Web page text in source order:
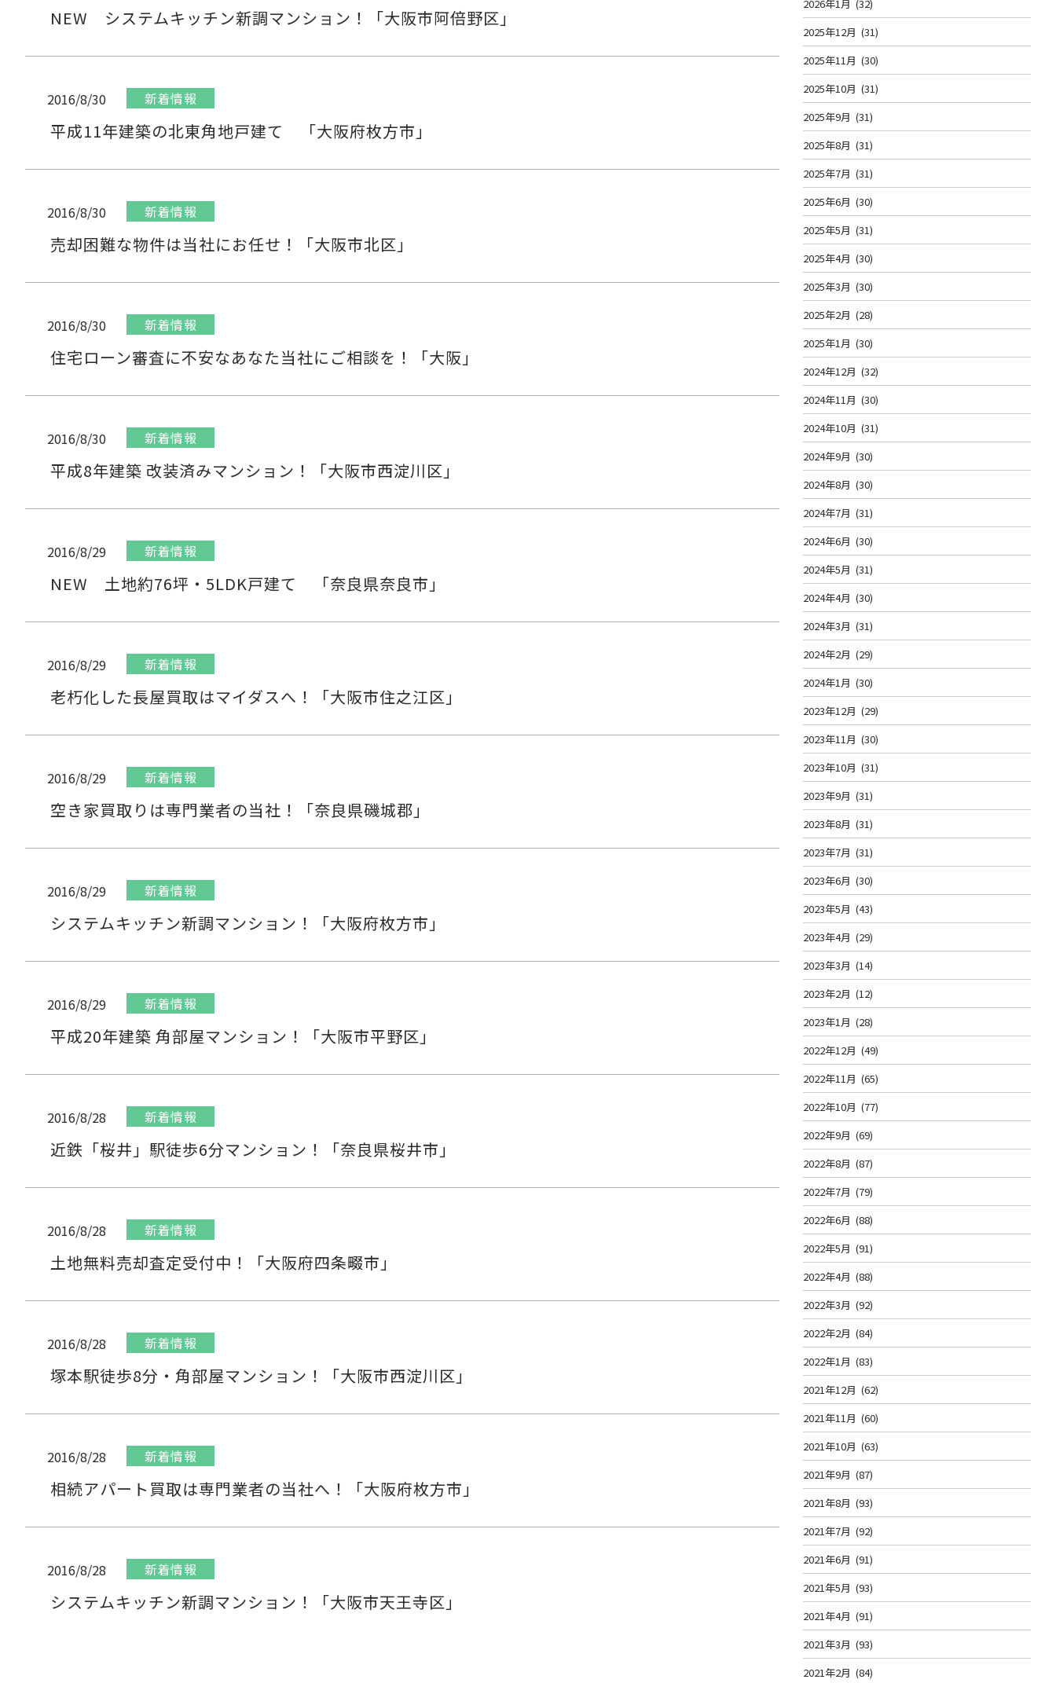
NEW システムキッチン新調マンション！「大阪市阿倍野区」
2016/8/30 新着情報
平成11年建築の北東角地戸建て 「大阪府枚方市」
2016/8/30 新着情報
売却困難な物件は当社にお任せ！「大阪市北区」
2016/8/30 新着情報
住宅ローン審査に不安なあなた当社にご相談を！「大阪」
2016/8/30 新着情報
平成8年建築 改装済みマンション！「大阪市西淀川区」
2016/8/29 新着情報
NEW 土地約76坪・5LDK戸建て 「奈良県奈良市」
2016/8/29 新着情報
老朽化した長屋買取はマイダスへ！「大阪市住之江区」
2016/8/29 新着情報
空き家買取りは専門業者の当社！「奈良県磯城郡」
2016/8/29 新着情報
システムキッチン新調マンション！「大阪府枚方市」
2016/8/29 新着情報
平成20年建築 角部屋マンション！「大阪市平野区」
2016/8/28 新着情報
近鉄「桜井」駅徒歩6分マンション！「奈良県桜井市」
2016/8/28 新着情報
土地無料売却査定受付中！「大阪府四条畷市」
2016/8/28 新着情報
塚本駅徒歩8分・角部屋マンション！「大阪市西淀川区」
2016/8/28 新着情報
相続アパート買取は専門業者の当社へ！「大阪府枚方市」
2016/8/28 新着情報
システムキッチン新調マンション！「大阪市天王寺区」
2026年1月 (32)
2025年12月 (31)
2025年11月 (30)
2025年10月 (31)
2025年9月 (31)
2025年8月 (31)
2025年7月 (31)
2025年6月 (30)
2025年5月 (31)
2025年4月 (30)
2025年3月 (30)
2025年2月 (28)
2025年1月 (30)
2024年12月 (32)
2024年11月 (30)
2024年10月 (31)
2024年9月 (30)
2024年8月 (30)
2024年7月 (31)
2024年6月 (30)
2024年5月 (31)
2024年4月 (30)
2024年3月 (31)
2024年2月 (29)
2024年1月 (30)
2023年12月 (29)
2023年11月 (30)
2023年10月 (31)
2023年9月 (31)
2023年8月 (31)
2023年7月 (31)
2023年6月 (30)
2023年5月 (43)
2023年4月 (29)
2023年3月 (14)
2023年2月 (12)
2023年1月 (28)
2022年12月 (49)
2022年11月 (65)
2022年10月 (77)
2022年9月 (69)
2022年8月 (87)
2022年7月 (79)
2022年6月 (88)
2022年5月 (91)
2022年4月 (88)
2022年3月 (92)
2022年2月 (84)
2022年1月 (83)
2021年12月 (62)
2021年11月 (60)
2021年10月 (63)
2021年9月 (87)
2021年8月 (93)
2021年7月 (92)
2021年6月 (91)
2021年5月 (93)
2021年4月 (91)
2021年3月 (93)
2021年2月 (84)